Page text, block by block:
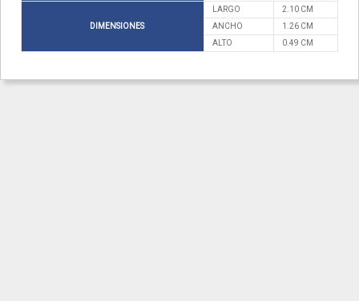
DIMENSIONES
LARGO
2.10 CM
ANCHO
1.26 CM
ALTO
0.49 CM